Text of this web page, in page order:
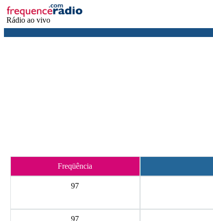
Rádio ao vivo
Freqüência
97
97